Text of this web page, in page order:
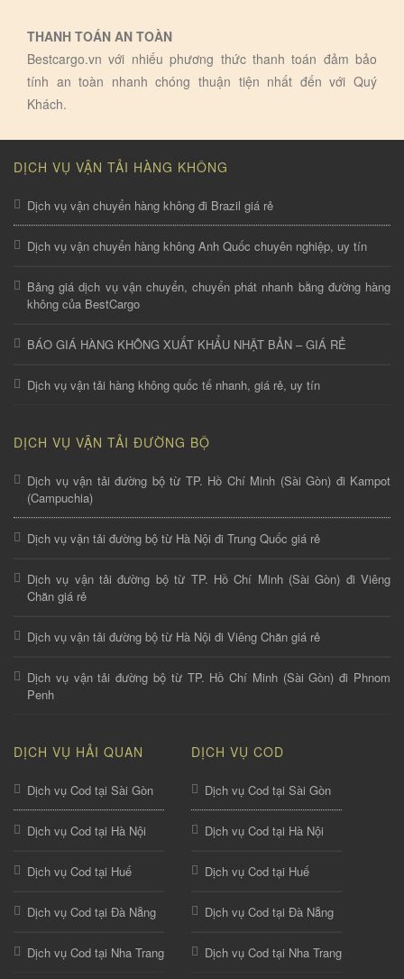
THANH TOÁN AN TOÀN
Bestcargo.vn với nhiếu phương thức thanh toán đảm bảo
tính an toàn nhanh chóng thuận tiện nhất đến với Quý
Khách.
DỊCH VỤ VẬN TẢI HÀNG KHÔNG
Dịch vụ vận chuyển hàng không đi Brazil giá rẻ
Dịch vụ vận chuyển hàng không Anh Quốc chuyên nghiệp, uy tín
Bảng giá dịch vụ vận chuyển, chuyển phát nhanh bằng đường hàng
không của BestCargo
BÁO GIÁ HÀNG KHÔNG XUẤT KHẨU NHẬT BẢN – GIÁ RẺ
Dịch vụ vận tải hàng không quốc tế nhanh, giá rẻ, uy tín
DỊCH VỤ VẬN TẢI ĐƯỜNG BỘ
Dịch vụ vận tải đường bộ từ TP. Hồ Chí Minh (Sài Gòn) đi Kampot
(Campuchia)
Dịch vụ vận tải đường bộ từ Hà Nội đi Trung Quốc giá rẻ
Dịch vụ vận tải đường bộ từ TP. Hồ Chí Minh (Sài Gòn) đi Viêng
Chăn giá rẻ
Dịch vụ vận tải đường bộ từ Hà Nội đi Viêng Chăn giá rẻ
Dịch vụ vận tải đường bộ từ TP. Hồ Chí Minh (Sài Gòn) đi Phnom
Penh
DỊCH VỤ HẢI QUAN
Dịch vụ Cod tại Sài Gòn
Dịch vụ Cod tại Hà Nội
Dịch vụ Cod tại Huế
Dịch vụ Cod tại Đà Nẵng
Dịch vụ Cod tại Nha Trang
DỊCH VỤ COD
Dịch vụ Cod tại Sài Gòn
Dịch vụ Cod tại Hà Nội
Dịch vụ Cod tại Huế
Dịch vụ Cod tại Đà Nẵng
Dịch vụ Cod tại Nha Trang